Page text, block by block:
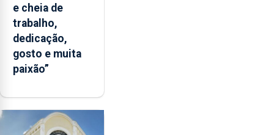
e cheia de
trabalho,
dedicação,
gosto e muita
paixão”